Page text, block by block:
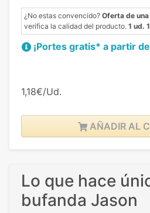
¿No estas convencido? Oferta de
verifica la calidad del producto. 1 ud.
¡Portes gratis* a partir
1,18€/Ud.
AÑADIR AL
Lo que hace
bufanda Jason